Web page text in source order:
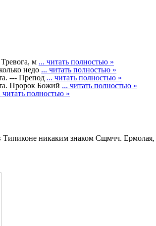
м ... читать полностью »
недо ... читать полностью »
--- Препод ... читать полностью »
Пророк Божий ... читать полностью »
читать полностью »
Сщмчч. Ермолая,